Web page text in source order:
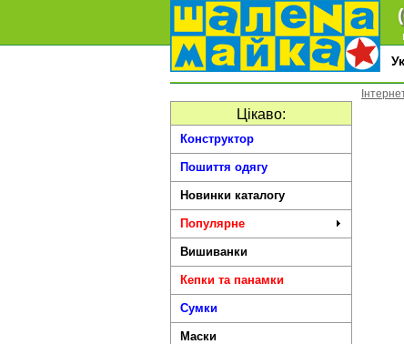
Цікаво:
Конструктор
Пошиття одягу
Новинки каталогу
Популярне
Вишиванки
Кепки та панамки
Сумки
Маски